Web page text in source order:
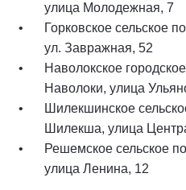
улица Молодежная, 7
Горковское сельское
ул. Завражная, 52
Наволокское
Наволоки, улица
Шилекшинское
Шилекша, улица
Решемское сельское
улица Ленина, 12